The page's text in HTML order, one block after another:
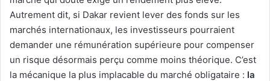
Autrement dit, si Dakar revient lever des fonds sur les
marchés internationaux, les investisseurs pourraient
demander une rémunération supérieure pour compenser
un risque désormais perçu comme moins théorique. C’est
la mécanique la plus implacable du marché obligataire : la